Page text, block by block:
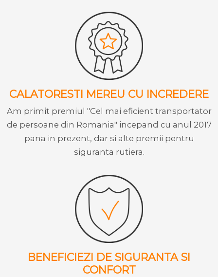
CALATORESTI MEREU CU INCREDERE
Am primit premiul "Cel mai eficient transportator
de persoane din Romania" incepand cu anul 2017
pana in prezent, dar si alte premii pentru
siguranta rutiera.
BENEFICIEZI DE SIGURANTA SI
CONFORT